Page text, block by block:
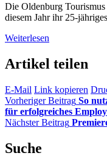
Die Oldenburg
diesem Jahr ihr 25-
Weiterlesen
Artikel teilen
E-Mail Link kopieren
Vorheriger Beitrag So
für erfolgreiches
Nächster Beitrag
Suche